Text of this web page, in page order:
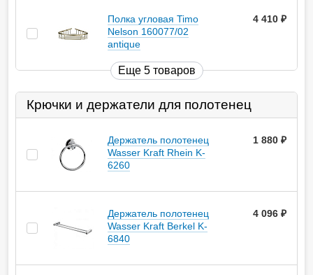
Полка угловая Timo
Nelson 160077/02
antique
4 410
Еще 5 товаров
Крючки и держатели для полотенец
Держатель полотенец
Wasser Kraft Rhein K-
6260
1 880
Держатель полотенец
Wasser Kraft Berkel K-
6840
4 096